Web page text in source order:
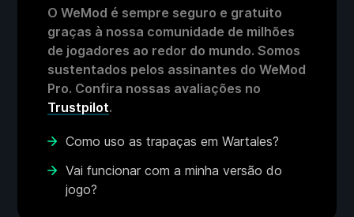
O WeMod é sempre seguro e gratuito
graças à nossa comunidade de milhões
de jogadores ao redor do mundo. Somos
sustentados pelos assinantes do WeMod
Pro. Confira nossas avaliações no
Trustpilot.
Como uso as trapaças em Wartales?
Vai funcionar com a minha versão do
jogo?